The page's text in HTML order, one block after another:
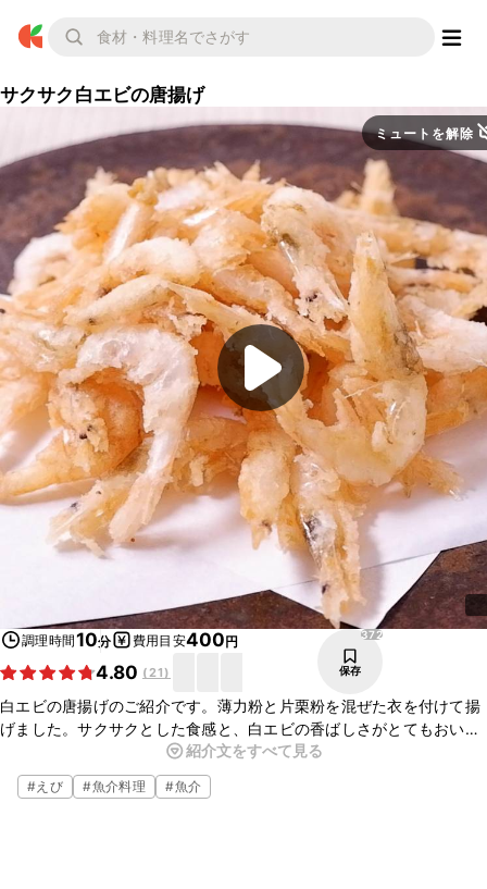
サクサク白エビの唐揚げ
ミュートを解除
調理時間10分 費用目安400円
4.80 (21)
372
保存
白エビの唐揚げのご紹介です。薄力粉と片栗粉を混ぜた衣を付けて揚
げました。サクサクとした食感と、白エビの香ばしさがとてもおいし
いですよ。作り方もとても簡単ですので、夜ごはんの一品などに、い
かがでしょうか。
紹介文をすべて見る
#えび #魚介料理 #魚介